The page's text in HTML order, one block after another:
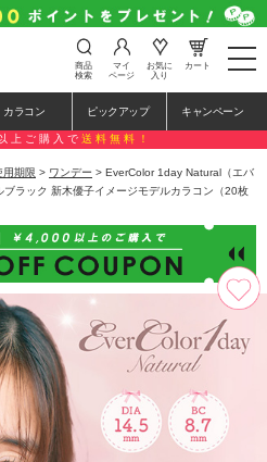
t
o
e
n
a
v
i
t
i
o
n
商品
検索
マイ
ページ
お気に
入り
カート
カラコン ピックアップ キャンペーン
上ご購入で 送料無料！
用期限 > ワンデー > EverColor 1day Natural（エバ
ラック 新木優子イメージモデルカラコン（20枚